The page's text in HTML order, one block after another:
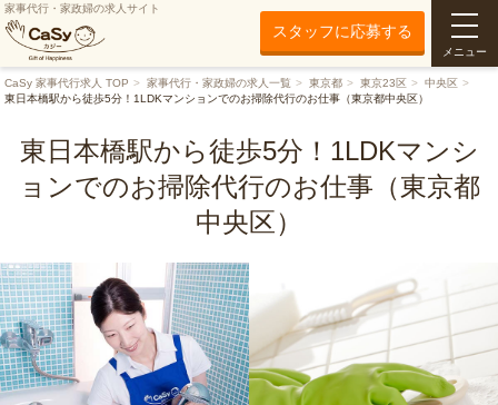
家事代行・家政婦の求人サイト
スタッフに応募する
メニュー
CaSy 家事代行求人 TOP 家事代行・家政婦の求人一覧 東京都 東京23区
中央区
東日本橋駅から徒歩5分！1LDKマンションでのお掃除代行のお仕事（東京都中央区）
東日本橋駅から徒歩5分！1LDKマンシ
ョンでのお掃除代行のお仕事（東京都
中央区）